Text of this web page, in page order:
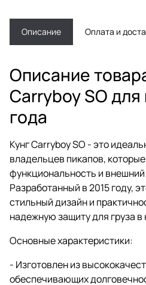
Описание Оплата и
Описание
Carryboy SO для
года
Кунг Carryboy SO - это
владельцев пикапов,
функциональность и
Разработанный в 2015 году,
стильный дизайн и
надежную защиту для груза в
Основные характеристики:
- Изготовлен из
обеспечивающих